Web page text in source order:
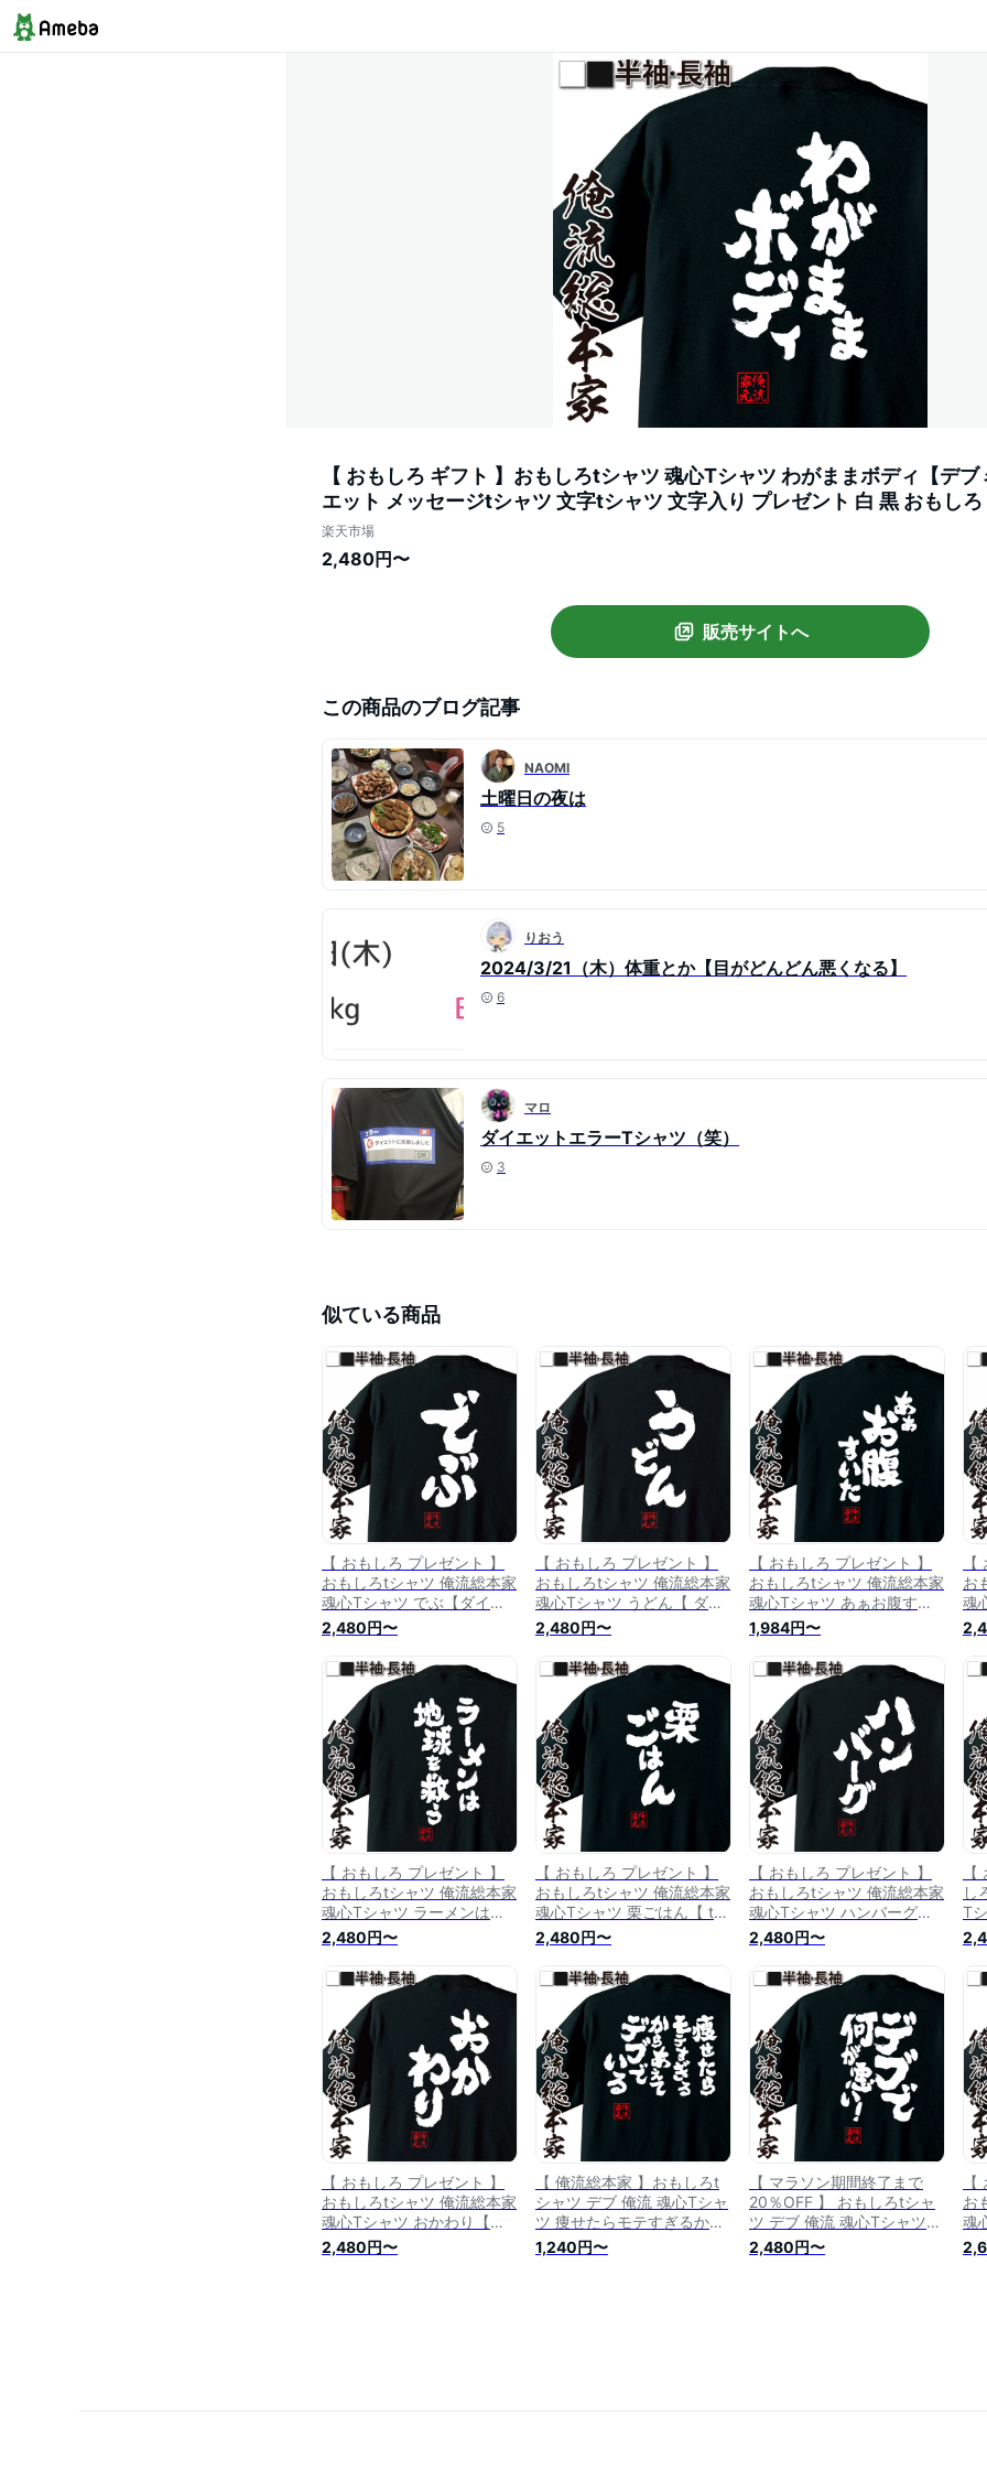
【 おもしろ ギフト 】おもしろtシャツ 魂心Tシャツ わがままボディ【デブ
エット メッセージtシャツ 文字tシャツ 文字入り プレゼント 白 黒 おもし
シャツ ふざけtシャツ デブ系 ドライt 大きめ ビックサイズt 速乾 軽装 ネタ
デブネタ 】
楽天市場
2,480円〜
販売サイトへ
この商品のブログ記事
NAOMI
土曜日の夜は
5
りおう
2024/3/21（木）体重とか【目がどんどん悪くなる】
6
マロ
ダイエットエラーTシャツ（笑）
3
似ている商品
【 おもしろ プレゼント 】
おもしろtシャツ 俺流総本家
魂心Tシャツ でぶ【ダイエ
ット メッセージtシャツ 文
字tシャツ 面白いtシャツ プ
レゼント バックプリント お
もしろ ふざけtシャツ デブ
ぶた 脂肪 デブ系】
2,480円〜
【 おもしろ プレゼント 】
おもしろtシャツ 俺流総本家
魂心Tシャツ うどん【 ダイ
エット メッセージtシャツ
プレゼント 文字tシャツ ふ
ざけtシャツ Tシャツ おもし
ろ雑貨 オリジナルtシャツ
日本 ネタtシャツ デブ系】
2,480円〜
【 おもしろ プレゼント 】
おもしろtシャツ 俺流総本家
魂心Tシャツ あぁお腹すい
た【 tシャツ 長袖 メンズ レ
ディース 名言 ダイエット
メッセージtシャツ 文字tシ
ャツ 面白 プレゼント 白 黒
面白 バックプリント おもし
ろ ふざけt デブ系】
1,984円〜
お
魂
す
文
ざ
袖
【 おもしろ プレゼント 】
おもしろtシャツ 俺流総本家
魂心Tシャツ ラーメンは地
球を救う【 tシャツ 長袖 メ
ンズ レディース 名言ダイエ
ット メッセージtシャツ プ
レゼント 文字入り 文字tシ
ャツ おもしろ ふざけtシャ
ツ 長袖 デブ系】
2,480円〜
【 おもしろ プレゼント 】
おもしろtシャツ 俺流総本家
魂心Tシャツ 栗ごはん【 tシ
ャツ 長袖 メンズ レディー
ス 名言 ダイエット メッセ
ージtシャツ 文字tシャツ 面
白 プレゼント 白 黒 面白 バ
ックプリント おもしろ ふざ
けtシャツ デブ系】
2,480円〜
【 おもしろ プレゼント 】
おもしろtシャツ 俺流総本家
魂心Tシャツ ハンバーグ
【ダイエット メッセージtシ
ャツ おもしろ雑貨 文字tシ
ャツ 面白 文字入り バック
プリント ジョーク 日本語
おもしろt 白 黒 デブ系】
2,480円〜
し
T
ん
と
ト
字
ャ
【 おもしろ プレゼント 】
おもしろtシャツ 俺流総本家
魂心Tシャツ おかわり【ダ
イエット メッセージtシャツ
おもしろ雑貨 文字tシャツ
2,480円〜
【 俺流総本家 】おもしろt
シャツ デブ 俺流 魂心Tシャ
ツ 痩せたらモテすぎるから
あえてデブでいる【 tシャツ
長袖 おもしろ雑貨 ダイエッ
1,240円〜
【 マラソン期間終了まで
20％OFF 】 おもしろtシャ
ツ デブ 俺流 魂心Tシャツ
デブで何が悪い！【 tシャツ
長袖 メンズ レディース 名
2,480円〜
お
魂
き
ジt